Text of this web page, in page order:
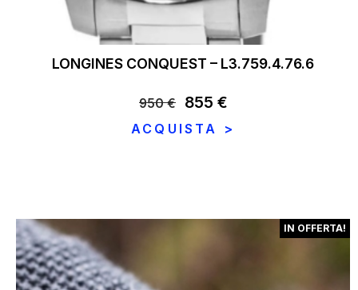
LONGINES CONQUEST – L3.759.4.76.6
950€
Il
prezzo
855 €
ACQUISTA >
IN OFFERTA!